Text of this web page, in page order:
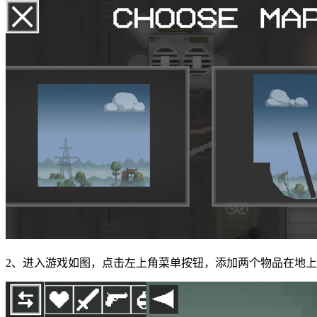
2、进入游戏如图，点击左上角菜单按钮，添加两个物品在地